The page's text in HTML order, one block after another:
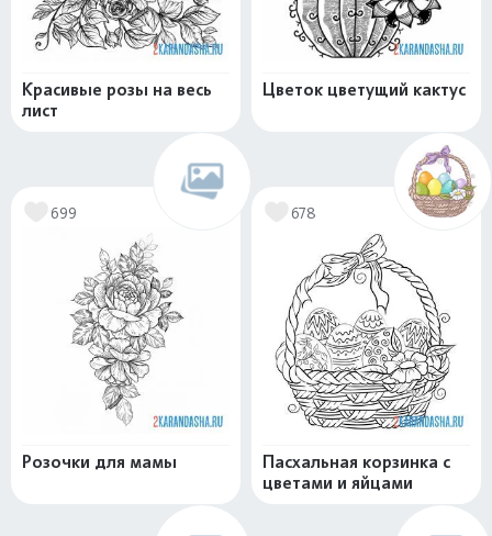
Красивые розы на весь
лист
Цветок цветущий кактус
699
Розочки для мамы
678
Пасхальная корзинка с
цветами и яйцами